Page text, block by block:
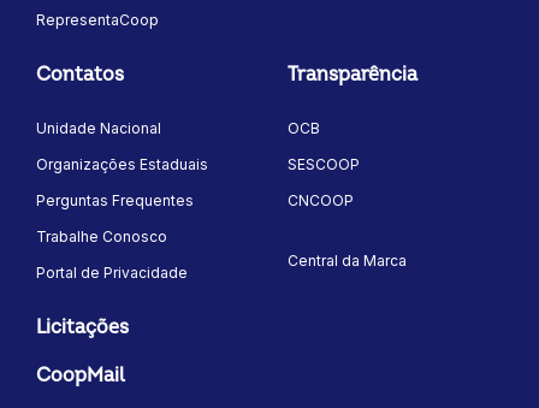
RepresentaCoop
Contatos
Unidade Nacional
Organizações Estaduais
Perguntas Frequentes
Trabalhe Conosco
Portal de Privacidade
Transparência
OCB
SESCOOP
CNCOOP
Central da Marca
Licitações
CoopMail